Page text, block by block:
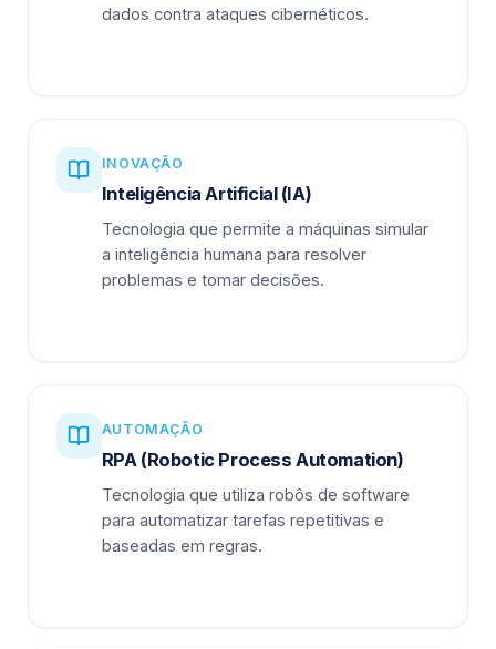
dados contra ataques cibernéticos.
INOVAÇÃO
Inteligência Artificial (IA)
Tecnologia que permite a máquinas simular
a inteligência humana para resolver
problemas e tomar decisões.
AUTOMAÇÃO
RPA (Robotic Process Automation)
Tecnologia que utiliza robôs de software
para automatizar tarefas repetitivas e
baseadas em regras.